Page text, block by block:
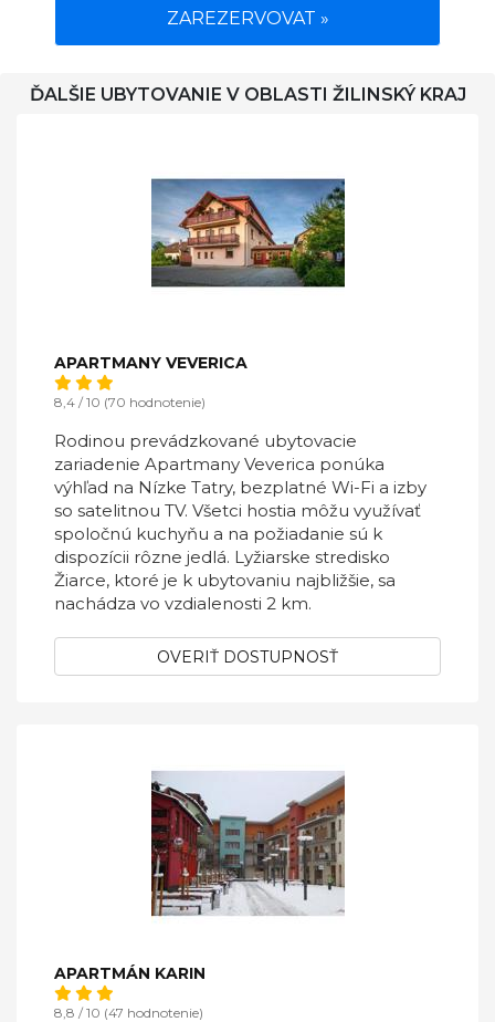
ZAREZERVOVAT »
ĎALŠIE UBYTOVANIE V OBLASTI ŽILINSKÝ KRAJ
APARTMANY VEVERICA
8,4 / 10 (70 hodnotenie)
Rodinou prevádzkované ubytovacie
zariadenie Apartmany Veverica ponúka
výhľad na Nízke Tatry, bezplatné Wi-Fi a izby
so satelitnou TV. Všetci hostia môžu využívať
spoločnú kuchyňu a na požiadanie sú k
dispozícii rôzne jedlá. Lyžiarske stredisko
Žiarce, ktoré je k ubytovaniu najbližšie, sa
nachádza vo vzdialenosti 2 km.
OVERIŤ DOSTUPNOSŤ
APARTMÁN KARIN
8,8 / 10 (47 hodnotenie)